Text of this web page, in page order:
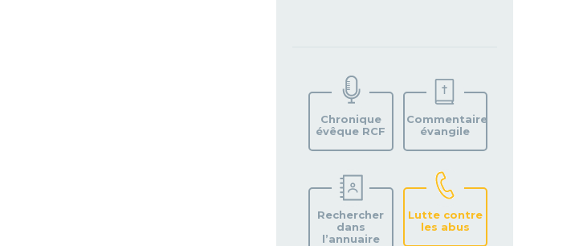
VOTRE
PAROISSE
Chronique
évêque RCF
Commentaire
évangile
Rechercher
dans
l’annuaire
Lutte contre
les abus